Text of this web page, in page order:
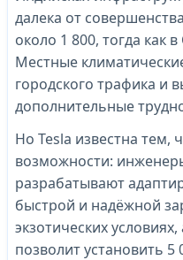
далека от
около 1 800, тогда как
Местные
городского трафика и
дополнительные
Но Tesla известна
возможности:
разрабатывают
быстрой и надёжной
экзотических
позволит установить 5